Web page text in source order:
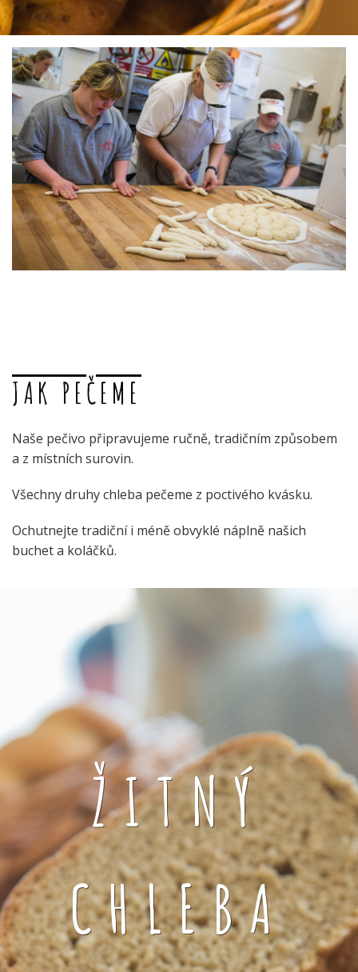
JAK PEČEME
Naše pečivo připravujeme ručně, tradičním způsobem
a z místních surovin.
Všechny druhy chleba pečeme z poctivého kvásku.
Ochutnejte tradiční i méně obvyklé náplně našich
buchet a koláčků.
ŽITNÝ
CHLEBA